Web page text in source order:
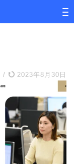
/ 2023年8月30日